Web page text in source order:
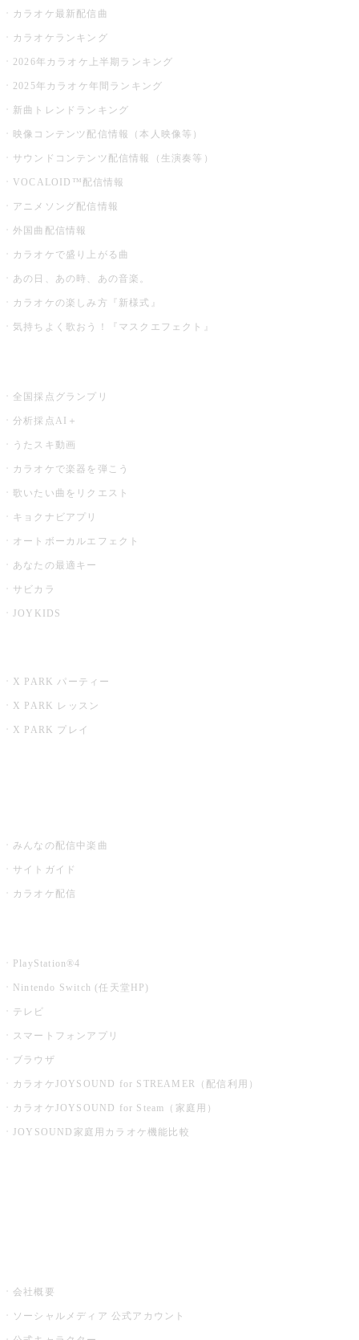
カラオケ最新配信曲
カラオケランキング
2026年カラオケ上半期ランキング
2025年カラオケ年間ランキング
新曲トレンドランキング
映像コンテンツ配信情報（本人映像等）
サウンドコンテンツ配信情報（生演奏等）
VOCALOID™配信情報
アニメソング配信情報
外国曲配信情報
カラオケで盛り上がる曲
あの日、あの時、あの音楽。
カラオケの楽しみ方『新様式』
気持ちよく歌おう！『マスクエフェクト』
全国採点グランプリ
分析採点AI＋
うたスキ動画
カラオケで楽器を弾こう
歌いたい曲をリクエスト
キョクナビアプリ
オートボーカルエフェクト
あなたの最適キー
サビカラ
JOYKIDS
X PARK パーティー
X PARK レッスン
X PARK プレイ
みんなの配信中楽曲
サイトガイド
カラオケ配信
PlayStation®4
Nintendo Switch (任天堂HP)
テレビ
スマートフォンアプリ
ブラウザ
カラオケJOYSOUND for STREAMER（配信利用）
カラオケJOYSOUND for Steam（家庭用）
JOYSOUND家庭用カラオケ機能比較
会社概要
ソーシャルメディア 公式アカウント